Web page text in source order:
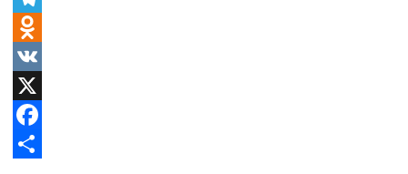
T
e
e
g
O
d
n
o
V
KX
F